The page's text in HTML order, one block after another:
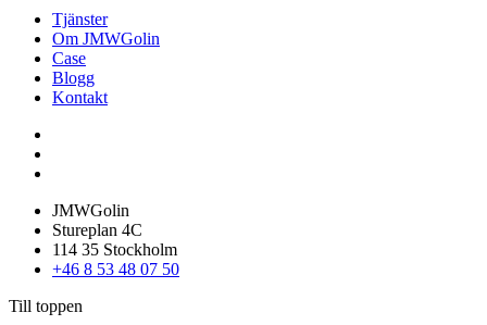
Tjänster
Om JMWGolin
Case
Blogg
Kontakt
JMWGolin
Stureplan 4C
114 35 Stockholm
+46 8 53 48 07 50
Till toppen